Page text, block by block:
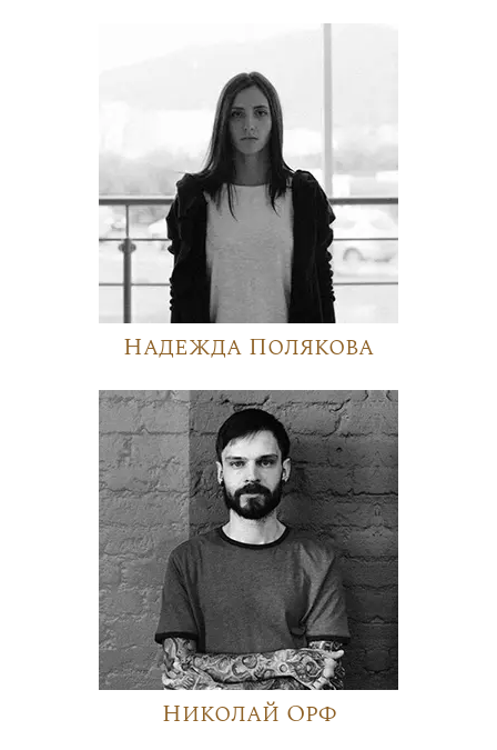
Надежда Полякова
Николай Орф